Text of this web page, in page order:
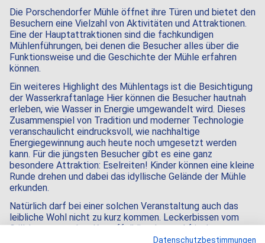
Die Porschendorfer Mühle öffnet ihre Türen und bietet den
Besuchern eine Vielzahl von Aktivitäten und Attraktionen.
Eine der Hauptattraktionen sind die fachkundigen
Mühlenführungen, bei denen die Besucher alles über die
Funktionsweise und die Geschichte der Mühle erfahren
können.
Ein weiteres Highlight des Mühlentags ist die Besichtigung
der Wasserkraftanlage Hier können die Besucher hautnah
erleben, wie Wasser in Energie umgewandelt wird. Dieses
Zusammenspiel von Tradition und moderner Technologie
veranschaulicht eindrucksvoll, wie nachhaltige
Energiegewinnung auch heute noch umgesetzt werden
kann. Für die jüngsten Besucher gibt es eine ganz
besondere Attraktion: Eselreiten! Kinder können eine kleine
Runde drehen und dabei das idyllische Gelände der Mühle
erkunden.
Natürlich darf bei einer solchen Veranstaltung auch das
leibliche Wohl nicht zu kurz kommen. Leckerbissen vom
Grill, hausgemachte Kartoffelklitscher und frisch
gebackenes Mühlenbrot sowie Fassbier und Fassbrause
Datenschutzbestimmungen